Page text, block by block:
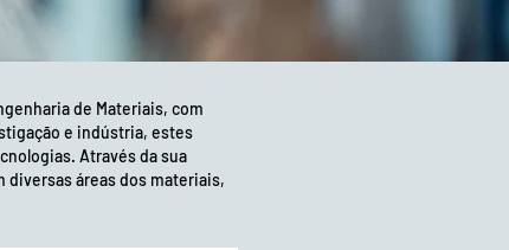
de Materiais, com
e indústria, estes
Através da sua
diversas áreas dos materiais,